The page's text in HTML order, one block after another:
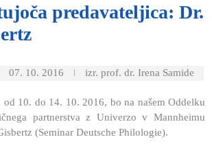
predavateljica: Dr.
07. 10. 2016 izr. prof. dr. Irena Samide
od 10. do 14. 10. 2016, bo na našem Oddelku
partnerstva z Univerzo v Mannheimu
(Seminar Deutsche Philologie).